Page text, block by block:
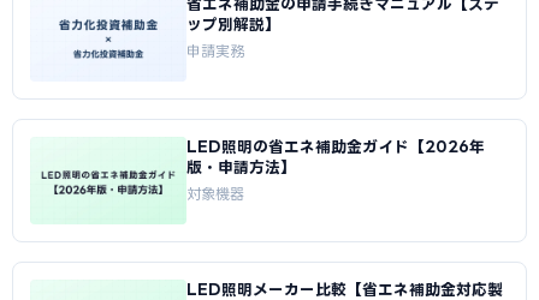
省エネ補助金の申請手続きマニュアル【ステ
ップ別解説】
申請実務
LED照明の省エネ補助金ガイド【2026年
版・申請方法】
対象機器
LED照明メーカー比較【省エネ補助金対応製